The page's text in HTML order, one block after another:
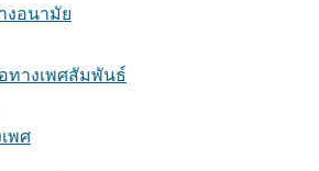
งอนามัย
ทางเพศสัมพันธ์
พศ